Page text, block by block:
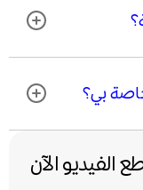
بي؟
الفيديو الآن